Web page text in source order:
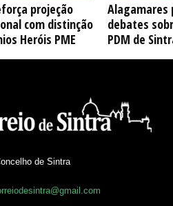
projeção
com distinção
Heróis PME
Alagamares
debates
PDM de
de Sintra